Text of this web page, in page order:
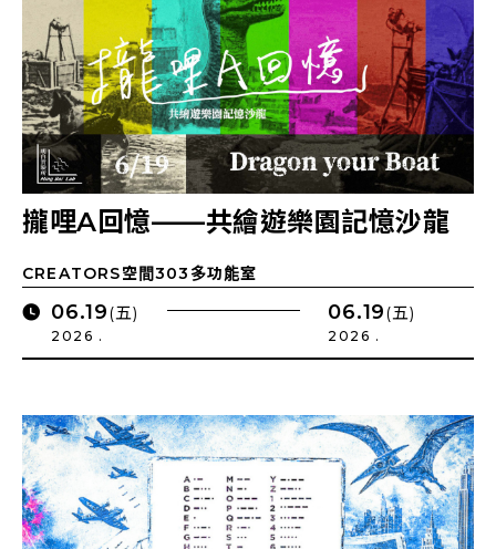
攏哩A回憶——共繪遊樂園記憶沙龍
CREATORS空間303多功能室
06.19(五)
2026 .
06.19(五)
2026 .